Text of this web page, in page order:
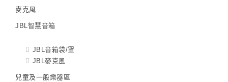
麥克風
JBL智慧音箱
JBL音箱袋/罩
JBL麥克風
兒童及一般樂器區